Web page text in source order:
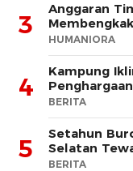
3
Anggaran
HUMANIORA
4
Kampung
BERITA
5
Setahun
Selatan
BERITA